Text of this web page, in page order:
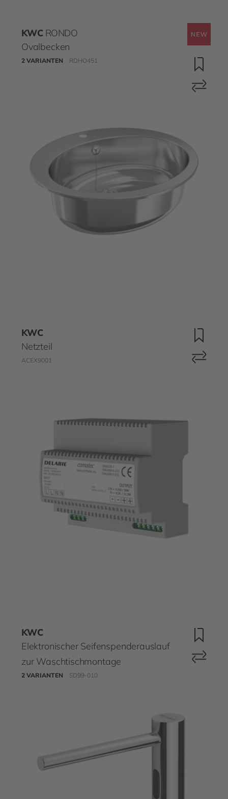
KWC RONDO
Ovalbecken
2 VARIANTEN RDHO451
KWC
Netzteil
ACEX9001
KWC
Elektronischer Seifenspenderauslauf
zur Waschtischmontage
2 VARIANTEN SD99-010